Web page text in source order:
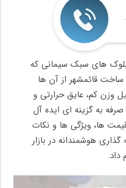
بلوک های سبک سیمانی که
ساخت قائمشهر از آن ها
وزن کم، عایق حرارتی و
به گزینه ای ایده آل
ها، ویژگی ها و نکات
هوشمندانه در بازار
داد.